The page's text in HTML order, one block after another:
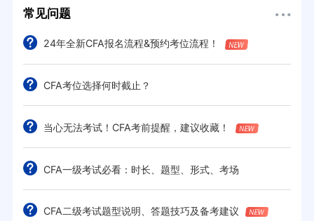
常见问题
24年全新CFA报名流程&预约考位流程！
CFA考位选择何时截止？
当心无法考试！CFA考前提醒，建议收藏！
CFA一级考试必看：时长、题型、形式、考场
CFA二级考试题型说明、答题技巧及备考建议